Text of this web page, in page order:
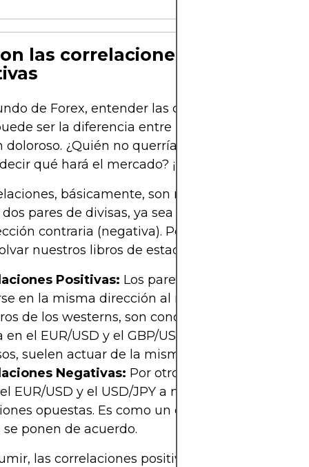
las correlaciones positivas y
de Forex, entender las correlaciones entre
ser la diferencia entre una danza victoriosa
doloroso. ¿Quién no querría tener una bola de
qué hará el mercado? ¡Buenos días,
básicamente, son relaciones entre
pares de divisas, ya sea en dirección similar
contraria (negativa). Por ejemplo, vamos a
nuestros libros de estadísticas y
Positivas: Los pares de divisas que
en la misma dirección al mismo tiempo,
de los westerns, son conocidos por esta
en el EUR/USD y el GBP/USD, que como
suelen actuar de la misma manera.
Negativas: Por otro lado, las parejas
EUR/USD y el USD/JPY a menudo se pasean en
opuestas. Es como un drama de telenovela
ponen de acuerdo.
las correlaciones positivas son como